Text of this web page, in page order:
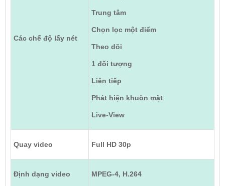
Các chế độ lấy nét
Trung tâm
Chọn lọc một điểm
Theo dõi
1 đối tượng
Liên tiếp
Phát hiện khuôn mặt
Live-View
Quay video Full HD 30p
Định dạng video MPEG-4, H.264